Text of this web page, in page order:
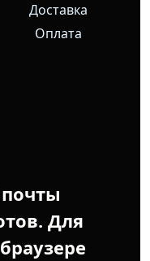
Доставка
Оплата
Для